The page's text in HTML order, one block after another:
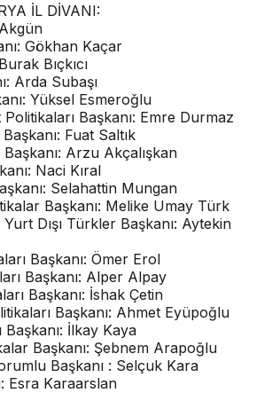
İL DİVANI:
Gökhan Kaçar
Bıçkıcı
Arda Subaşı
Yüksel Esmeroğlu
Başkanı: Emre Durmaz
Fuat Saltık
Başkanı: Arzu Akçalışkan
Naci Kıral
Selahattin Mungan
Başkanı: Melike Umay Türk
Dışı Türkler Başkanı: Aytekin
Başkanı: Ömer Erol
Başkanı: Alper Alpay
Başkanı: İshak Çetin
Başkanı: Ahmet Eyüpoğlu
Başkanı: İlkay Kaya
Başkanı: Şebnem Arapoğlu
Başkanı : Selçuk Kara
Esra Karaarslan